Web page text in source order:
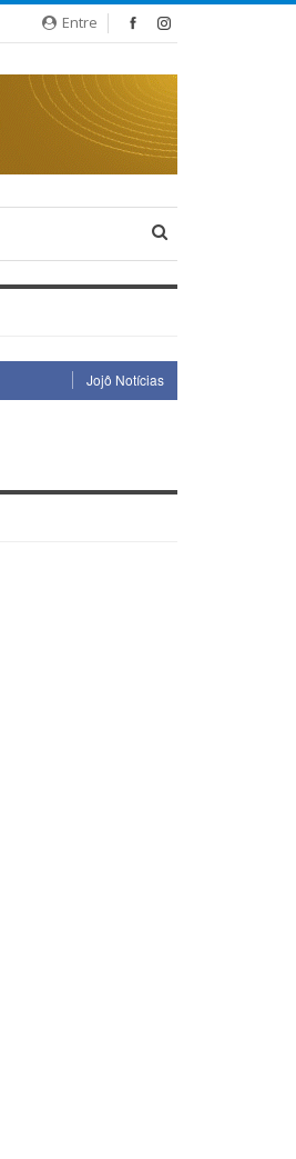
Entre
Jojô Notícias